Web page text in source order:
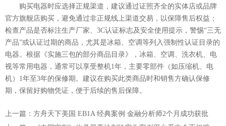
购买电器时应‌选择正规渠道，建议通过证照齐全的实体店或品牌
官方旗舰店购买，避免通过非正规线上渠道交易，以保障售后权益；
检查产品是否标注生产厂家、3C认证标志及安全使用提示，警惕“三无
产品”或认证过期的商品，尤其是冰箱、空调等列入强制性认证目录的
电器。根据《实施三包的部分商品目录》，冰箱、空调、洗衣机、电
视等常用电器，通常可以享受整机1年，主要零部件（如压缩机、电
机）1年至3年的保修期。建议在购买此类商品时和销售方确认保修
期，保留好购物凭证，便于后续的售后保障。‌
上一篇：方舟天下美国 EB1A 经典案例 金融分析师2个月成功获批